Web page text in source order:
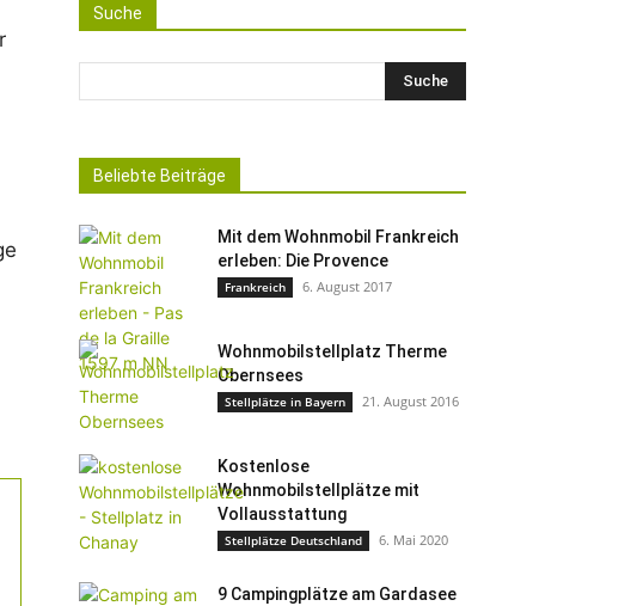
Suche
Beliebte Beiträge
Mit dem Wohnmobil Frankreich
erleben: Die Provence
Frankreich 6. August 2017
Wohnmobilstellplatz Therme
Obernsees
Stellplätze in Bayern 21. August 2016
Kostenlose
Wohnmobilstellplätze mit
Vollausstattung
Stellplätze Deutschland 6. Mai 2020
9 Campingplätze am Gardasee